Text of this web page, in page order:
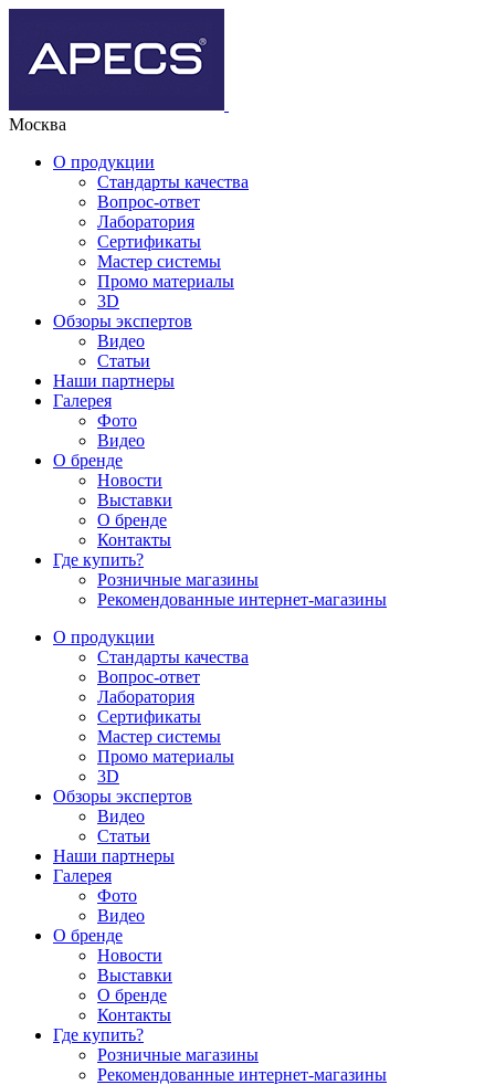
Москва
О продукции
Стандарты качества
Вопрос-ответ
Лаборатория
Сертификаты
Мастер системы
Промо материалы
3D
Обзоры экспертов
Видео
Статьи
Наши партнеры
Галерея
Фото
Видео
О бренде
Новости
Выставки
О бренде
Контакты
Где купить?
Розничные магазины
Рекомендованные интернет-магазины
О продукции
Стандарты качества
Вопрос-ответ
Лаборатория
Сертификаты
Мастер системы
Промо материалы
3D
Обзоры экспертов
Видео
Статьи
Наши партнеры
Галерея
Фото
Видео
О бренде
Новости
Выставки
О бренде
Контакты
Где купить?
Розничные магазины
Рекомендованные интернет-магазины